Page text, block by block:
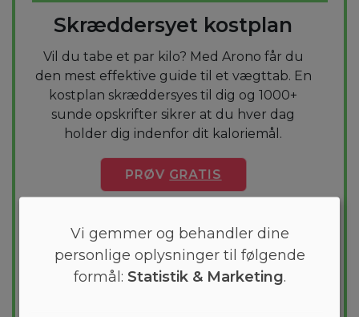
Skræddersyet kostplan
Vil du tabe et par kilo? Med Arono får du
den mest effektive guide til et vægttab. En
kostplan skræddersyes til dig og 1000+
sunde opskrifter sikrer at du hver dag
holder dig indenfor dit kaloriemål.
PRØV GRATIS
Vi gemmer og behandler dine
personlige oplysninger til følgende
formål: Statistik & Marketing.